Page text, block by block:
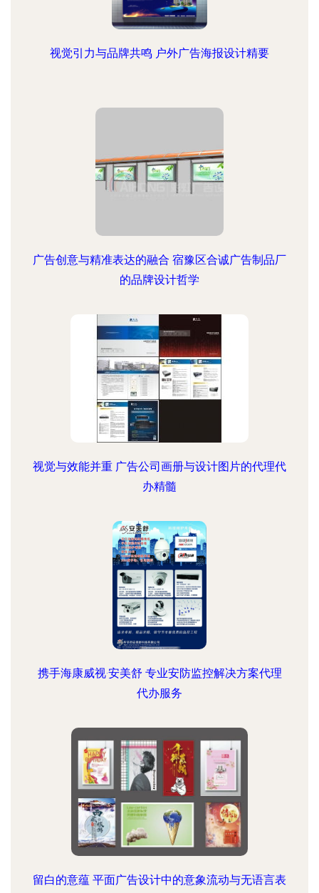
视觉引力与品牌共鸣 户外广告海报设计精要
广告创意与精准表达的融合 宿豫区合诚广告制品厂
的品牌设计哲学
视觉与效能并重 广告公司画册与设计图片的代理代
办精髓
携手海康威视·安美舒 专业安防监控解决方案代理
代办服务
留白的意蕴 平面广告设计中的意象流动与无语言表